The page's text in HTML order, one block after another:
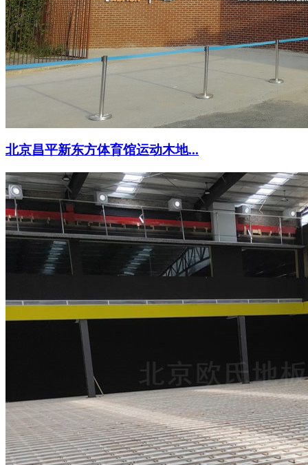
北京昌平新东方体育馆运动木地...